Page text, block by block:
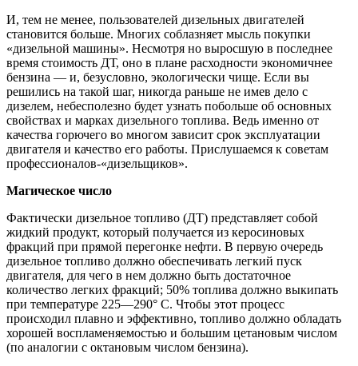
И, тем не менее, пользователей дизельных двигателей
становится больше. Многих соблазняет мысль покупки
«дизельной машины». Несмотря но выросшую в последнее
время стоимость ДТ, оно в плане расходности экономичнее
бензина — и, безусловно, экологически чище. Если вы
решились на такой шаг, никогда раньше не имев дело с
дизелем, небесполезно будет узнать побольше об основных
свойствах и марках дизельного топлива. Ведь именно от
качества горючего во многом зависит срок эксплуатации
двигателя и качество его работы. Прислушаемся к советам
профессионалов-«дизельщиков».
Магическое число
Фактически дизельное топливо (ДТ) представляет собой
жидкий продукт, который получается из керосиновых
фракций при прямой перегонке нефти. В первую очередь
дизельное топливо должно обеспечивать легкий пуск
двигателя, для чего в нем должно быть достаточное
количество легких фракций; 50% топлива должно выкипать
при температуре 225—290° С. Чтобы этот процесс
происходил плавно и эффективно, топливо должно обладать
хорошей воспламеняемостью и большим цетановым числом
(по аналогии с октановым числом бензина).